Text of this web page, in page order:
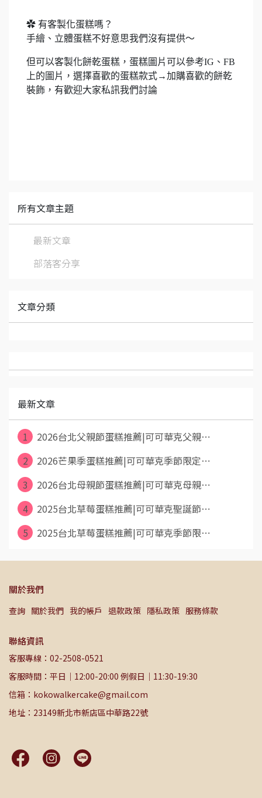
✿ 有客製化蛋糕嗎？
手繪、立體蛋糕不好意思我們沒有提供～
但可以客製化餅乾蛋糕，蛋糕圖片可以參考IG、FB
上的圖片，選擇喜歡的蛋糕款式→加購喜歡的餅乾
裝飾，有歡迎大家私訊我們討論
所有文章主題
最新文章
部落客分享
文章分類
最新文章
1
2026台北父親節蛋糕推薦|可可華克父親⋯
2
2026芒果季蛋糕推薦|可可華克季節限定⋯
3
2026台北母親節蛋糕推薦|可可華克母親⋯
4
2025台北草莓蛋糕推薦|可可華克聖誕節⋯
5
2025台北草莓蛋糕推薦|可可華克季節限⋯
關於我們
查詢 關於我們 我的帳戶 退款政策 隱私政策 服務條款
聯絡資訊
客服專線：02-2508-0521
客服時間：平日｜12:00-20:00 例假日｜11:30-19:30
信箱：kokowalkercake@gmail.com
地址：23149新北市新店區中華路22號